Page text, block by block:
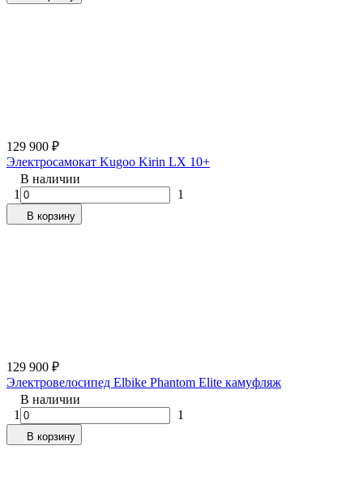
129 900 ₽
Электросамокат Kugoo Kirin LX 10+
В наличии
1
1
В корзину
129 900 ₽
Электровелосипед Elbike Phantom Elite камуфляж
В наличии
1
1
В корзину